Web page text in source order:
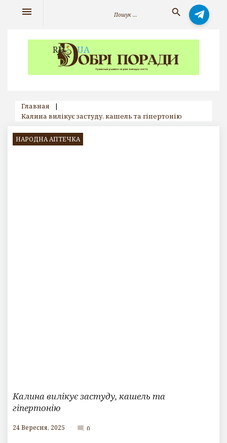
RU UA
search
menu
Главная
|
Калина вилікує застуду, кашель та гіпертонію
НАРОДНА АПТЕЧКА
Калина вилікує застуду, кашель та
гіпертонію
24 Вересня, 2025 mode_comment 0